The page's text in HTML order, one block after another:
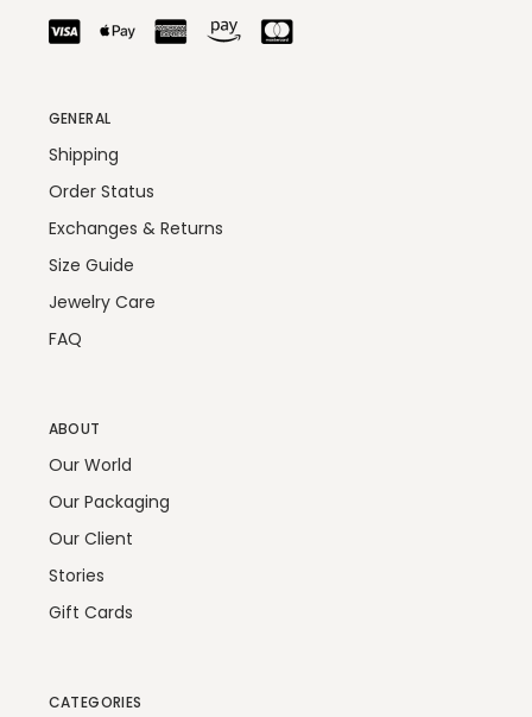
GENERAL
Shipping
Order Status
Exchanges & Returns
Size Guide
Jewelry Care
FAQ
ABOUT
Our World
Our Packaging
Our Client
Stories
Gift Cards
CATEGORIES